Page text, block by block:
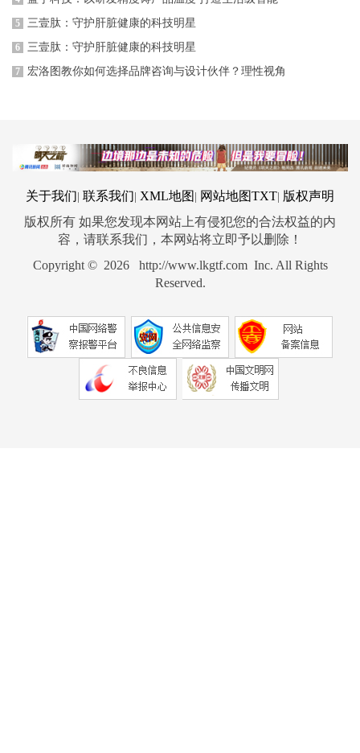
5 三壹肽：守护肝脏健康的科技明星
6 三壹肽：守护肝脏健康的科技明星
7 宏洛图教你如何选择品牌咨询与设计伙伴？理性视角
关于我们 联系我们 XML地图 网站地图TXT 版权声明
版权所有 如果您发现本网站上有侵犯您的合法权益的内
容，请联系我们，本网站将立即予以删除！
Copyright © 2026 http://www.lkgtf.com Inc. All Rights
Reserved.